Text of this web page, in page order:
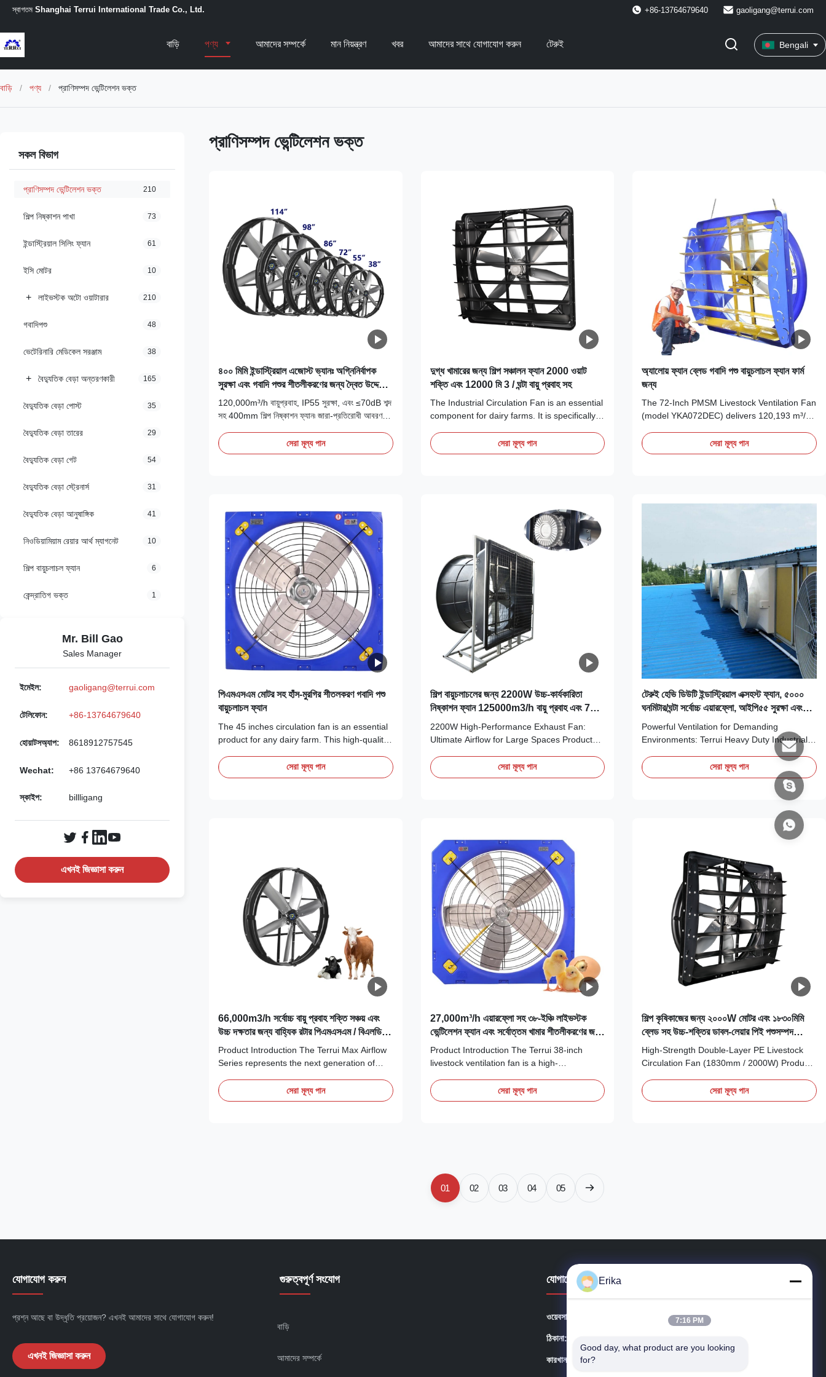
স্বাগতম Shanghai Terrui International Trade Co., Ltd. +86-13764679640 gaoligang@terrui.com
বাড়ি পণ্য আমাদের সম্পর্কে মান নিয়ন্ত্রণ খবর আমাদের সাথে যোগাযোগ করুন টেরুই Bengali
বাড়ি / পণ্য / প্রাণিসম্পদ ভেন্টিলেশন ভক্ত
সকল বিভাগ
প্রাণিসম্পদ ভেন্টিলেশন ভক্ত 210
শিল্প নিষ্কাশন পাখা 73
ইন্ডাস্ট্রিয়াল সিলিং ফ্যান 61
ইসি মোটর 10
+ লাইভস্টক অটো ওয়াটারার 210
গবাদিপশু 48
ভেটেরিনারি মেডিকেল সরঞ্জাম 38
+ বৈদ্যুতিক বেড়া অন্তরণকারী 165
বৈদ্যুতিক বেড়া পোস্ট 35
বৈদ্যুতিক বেড়া তারের 29
বৈদ্যুতিক বেড়া গেট 54
বৈদ্যুতিক বেড়া স্ট্রেনার্স 31
বৈদ্যুতিক বেড়া আনুষাঙ্গিক 41
নিওডিয়ামিয়াম রেয়ার আর্থ ম্যাগনেট 10
শিল্প বায়ুচলাচল ফ্যান 6
কেন্দ্রাতিগ ভক্ত 1
Mr. Bill Gao
Sales Manager
ইমেইল: gaoligang@terrui.com
টেলিফোন: +86-13764679640
হোয়াটসঅ্যাপ: 8618912757545
Wechat: +86 13764679640
স্কাইপ: billligang
এখনই জিজ্ঞাসা করুন
প্রাণিসম্পদ ভেন্টিলেশন ভক্ত
৪০০ মিমি ইন্ডাস্ট্রিয়াল এজোস্ট ভ্যানঃ অগ্নিনির্বাপক
সুরক্ষা এবং গবাদি পশুর শীতলীকরণের জন্য দ্বৈত উদ্দেশ্য
সমাধান
120,000m³/h বায়ুপ্রবাহ, IP55 সুরক্ষা, এবং ≤70dB শব্দ
সহ 400mm শিল্প নিষ্কাশন ফ্যান৷ জারা-প্রতিরোধী আবরণ
ধোঁয়া নিষ্কাশন এবং পশুদের শীতল করার জন্য দ্বৈত-উদ্দেশ্য।
সেরা মূল্য পান
দুগ্ধ খামারের জন্য শিল্প সঞ্চালন ফ্যান 2000 ওয়াট
শক্তি এবং 12000 মি 3 / ঘন্টা বায়ু প্রবাহ সহ
The Industrial Circulation Fan is an essential
component for dairy farms. It is specifically
environment. This fan is engineered with a
powerful motor that ensures a strong and
সেরা মূল্য পান
অ্যালোয় ফ্যান ব্লেড গবাদি পশু বায়ুচলাচল ফ্যান ফার্ম
জন্য
The 72-Inch PMSM Livestock Ventilation Fan
(model YKA072DEC) delivers 120,193 m³/h
for large-scale poultry barns, dairy
operations, and swine facilities. Its outer
সেরা মূল্য পান
পিএমএসএম মোটর সহ হাঁস-মুরগির শীতলকরণ গবাদি পশু
বায়ুচলাচল ফ্যান
The 45 inches circulation fan is an essential
product for any dairy farm. This high-quality
circulation, ensuring a fresh and comfortable
environment for the animals. The fan
সেরা মূল্য পান
শিল্প বায়ুচলাচলের জন্য 2200W উচ্চ-কার্যকারিতা
নিষ্কাশন ফ্যান 125000m3/h বায়ু প্রবাহ এবং 72-
ইঞ্চি ব্লেড ব্যাসার্ধ সহ
2200W High-Performance Exhaust Fan:
Ultimate Airflow for Large Spaces Product
Performance Exhaust Fan is an industrial-
grade ventilation solution engineered for the
সেরা মূল্য পান
টেরুই হেভি ডিউটি ইন্ডাস্ট্রিয়াল এক্সহস্ট ফ্যান, ৫০০০
ঘনমিটার/ঘন্টা সর্বোচ্চ এয়ারফ্লো, আইপি৫৫ সুরক্ষা এবং
ব্রাশলেস ডিসি মোটর সহ পশুপালন বায়ুচলাচলের জন্য
Powerful Ventilation for Demanding
Environments: Terrui Heavy Duty Industrial
Exhaust Fan Meet the Terrui 48" Heavy Duty
Industrial Exhaust Fan, engineered for
superior air exchange in the most
challenging settings. Designed for large-
সেরা মূল্য পান
66,000m3/h সর্বোচ্চ বায়ু প্রবাহ শক্তি সঞ্চয় এবং
উচ্চ দক্ষতার জন্য বাহ্যিক রটার পিএমএসএম / বিএলডিসি
মোটর সহ গবাদি পশু বায়ুচলাচল ফ্যান
Product Introduction The Terrui Max Airflow
Series represents the next generation of
technology, engineered for superior
performance and unmatched energy
সেরা মূল্য পান
27,000m³/h এয়ারফ্লো সহ ৩৮-ইঞ্চি লাইভস্টক
ভেন্টিলেশন ফ্যান এবং সর্বোত্তম খামার শীতলীকরণের জন্য
ডাইরেক্ট ড্রাইভ
Product Introduction The Terrui 38-inch
livestock ventilation fan is a high-
specifically for the rigorous demands of
modern dairy barns, poultry houses, and
সেরা মূল্য পান
শিল্প কৃষিকাজের জন্য ২০০০W মোটর এবং ১৮৩০মিমি
ব্লেড সহ উচ্চ-শক্তির ডাবল-লেয়ার পিই পশুসম্পদ
সঞ্চালন পাখা
High-Strength Double-Layer PE Livestock
Circulation Fan (1830mm / 2000W) Product
Strength Double-Layer PE Fan is a heavy-
duty air movement solution specifically
সেরা মূল্য পান
01 02 03 04 05
যোগাযোগ করুন
প্রশ্ন আছে বা উদ্ধৃতি প্রয়োজন? এখনই আমাদের সাথে যোগাযোগ করুন!
এখনই জিজ্ঞাসা করুন
গুরুত্বপূর্ণ সংযোগ
বাড়ি
আমাদের সম্পর্কে
যোগাযোগের বিবরণ
ওয়েবসাইট: shanghaiterrui.com
ঠিকানা:
কারখানা:
Erika
7:16 PM
Good day, what product are you looking
for?